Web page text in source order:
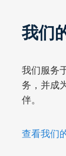
我们
我们服务
务，并成
伴。
查看我们